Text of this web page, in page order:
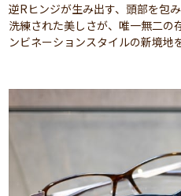
逆Rヒンジが生み出す、頭部を包
洗練された美しさが、唯一無二の
ンビネーションスタイルの新境地